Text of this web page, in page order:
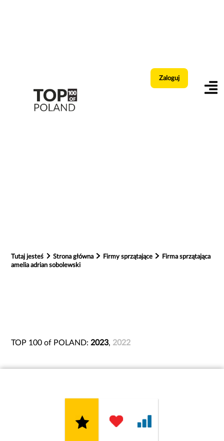
Zaloguj
Tutaj jesteś Strona główna Firmy sprzątające
Firma sprzątająca
amelia adrian sobolewski
TOP 100 of POLAND: 2023, 2022